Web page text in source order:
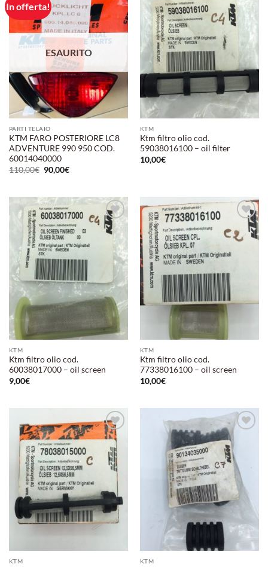
In offerta!
Aggiungi
alla lista
desideri
ESAURITO
PARTI TELAIO
KTM FARO POSTERIORE LC8
ADVENTURE 990 950 COD.
60014040000
110,00€ Il
prezzo
110,00€.
90,00€Il
90,00€.
Aggiungi
alla lista
dei
desideri
KTM
Ktm filtro olio cod.
59038016100 – oil filter
10,00€
Aggiungi
alla lista
desideri
KTM
Ktm filtro olio cod.
60038017000 – oil screen
9,00€
Aggiungi
alla lista
dei
desideri
KTM
Ktm filtro olio cod.
77338016100 – oil screen
10,00€
Aggiungi
alla lista
dei
desideri
KTM
Aggiungi
alla lista
dei
desideri
KTM